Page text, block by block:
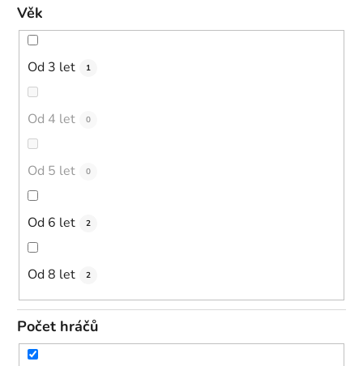
Věk
Od 3 let 1
Od 4 let 0
Od 5 let 0
Od 6 let 2
Od 8 let 2
Počet hráčů